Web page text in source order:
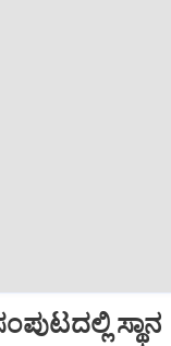
ಸ್ಥಾನ